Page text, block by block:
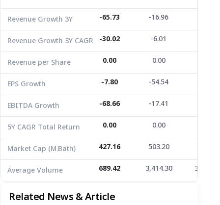
EPS Growth
-7.80 -54.54
669.66
EBITDA Growth
-68.66 -17.41
5Y CAGR Total Return
Market Cap (M.Bath)
427.16 503.20
Average Volume
689.42 3,414.30
Revenue Growth 3Y -65.73 -16.96
Revenue Growth 3Y CAGR -30.02 -6.01
Revenue per Share 0.00 0.00
EPS Growth -7.80 -54.54
EBITDA Growth -68.66 -17.41
5Y CAGR Total Return 0.00 0.00
Market Cap (M.Bath) 427.16 503.20
Average Volume 689.42 3,414.30
Related News & Article